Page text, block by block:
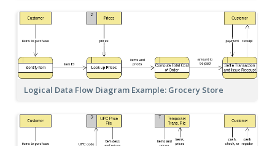
Logical Data Flow Diagram Example: Grocery Store